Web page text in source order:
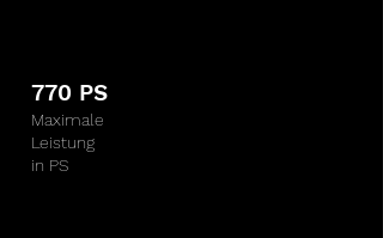
770 PS
Maximale
Leistung
in PS